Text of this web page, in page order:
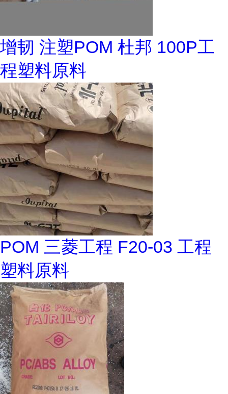
增韧 注塑POM 杜邦 100P工
程塑料原料
POM 三菱工程 F20-03 工程
塑料原料